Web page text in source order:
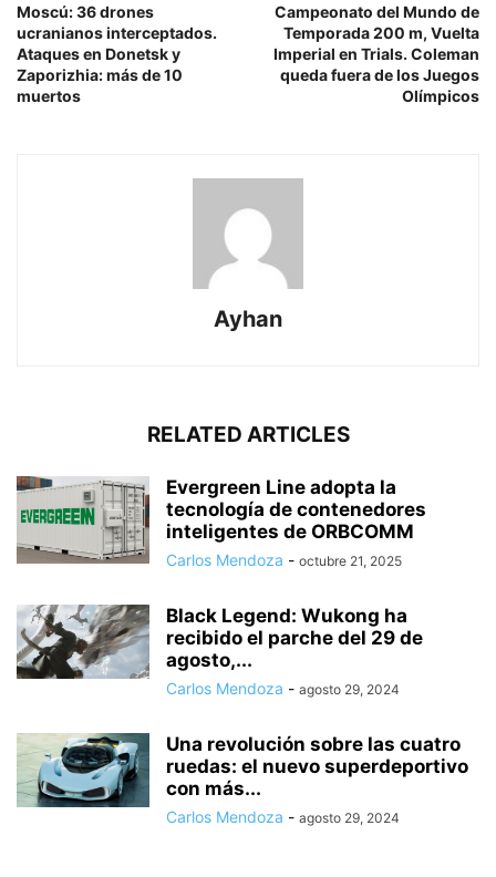
Moscú: 36 drones
ucranianos interceptados.
Ataques en Donetsk y
Zaporizhia: más de 10
muertos
Campeonato del Mundo de
Temporada 200 m, Vuelta
Imperial en Trials. Coleman
queda fuera de los Juegos
Olímpicos
Ayhan
RELATED ARTICLES
Evergreen Line adopta la
tecnología de contenedores
inteligentes de ORBCOMM
Carlos Mendoza - octubre 21, 2025
Black Legend: Wukong ha
recibido el parche del 29 de
agosto,...
Carlos Mendoza - agosto 29, 2024
Una revolución sobre las cuatro
ruedas: el nuevo superdeportivo
con más...
Carlos Mendoza - agosto 29, 2024